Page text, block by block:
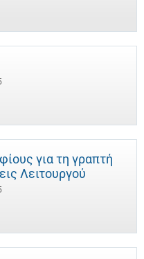
για τη γραπτή
Λειτουργού